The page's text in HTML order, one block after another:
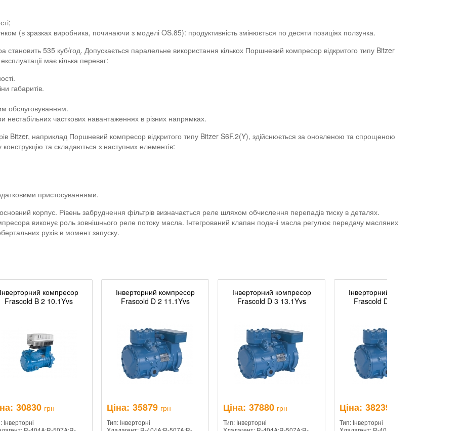
(в зразках виробника, починаючи з моделі OS.85): продуктивність змінюється по десяти позиціях ползунка.
становить 535 куб/год. Допускається паралельне використання кількох Поршневий компресор відкритого типу Bitzer
має кілька переваг:
габаритів.
обслуговуванням.
часткових навантаженнях в різних напрямках.
Bitzer, наприклад Поршневий компресор відкритого типу Bitzer S6F.2(Y), здійснюється за оновленою та спрощеною
та складаються з наступних елементів:
пристосуваннями.
корпус. Рівень забруднення фільтрів визначається реле шляхом обчислення перепадів тиску в деталях.
виконує роль зовнішнього реле потоку масла. Інтегрований клапан подачі масла регулює передачу масляних
рухів в момент запуску.
Інверторний компресор
Frascold B 2 10.1Yvs
30830 грн
Інверторні
Інверторний компресор
Frascold D 2 11.1Yvs
Ціна: 35879 грн
Тип: Інверторні
Інверторний компресор
Frascold D 3 13.1Yvs
Ціна: 37880 грн
Тип: Інверторні
Інверторний компресор
Frascold D 4 16.1Yvs
Ціна: 38239
Тип: Інверторні